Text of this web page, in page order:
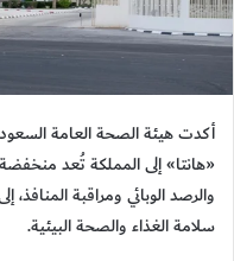
أكدت هيئة الصحة العامة
«هانتا» إلى المملكة تُعد
والرصد الوبائي ومراقبة المنافذ،
سلامة الغذاء والصحة البيئية.